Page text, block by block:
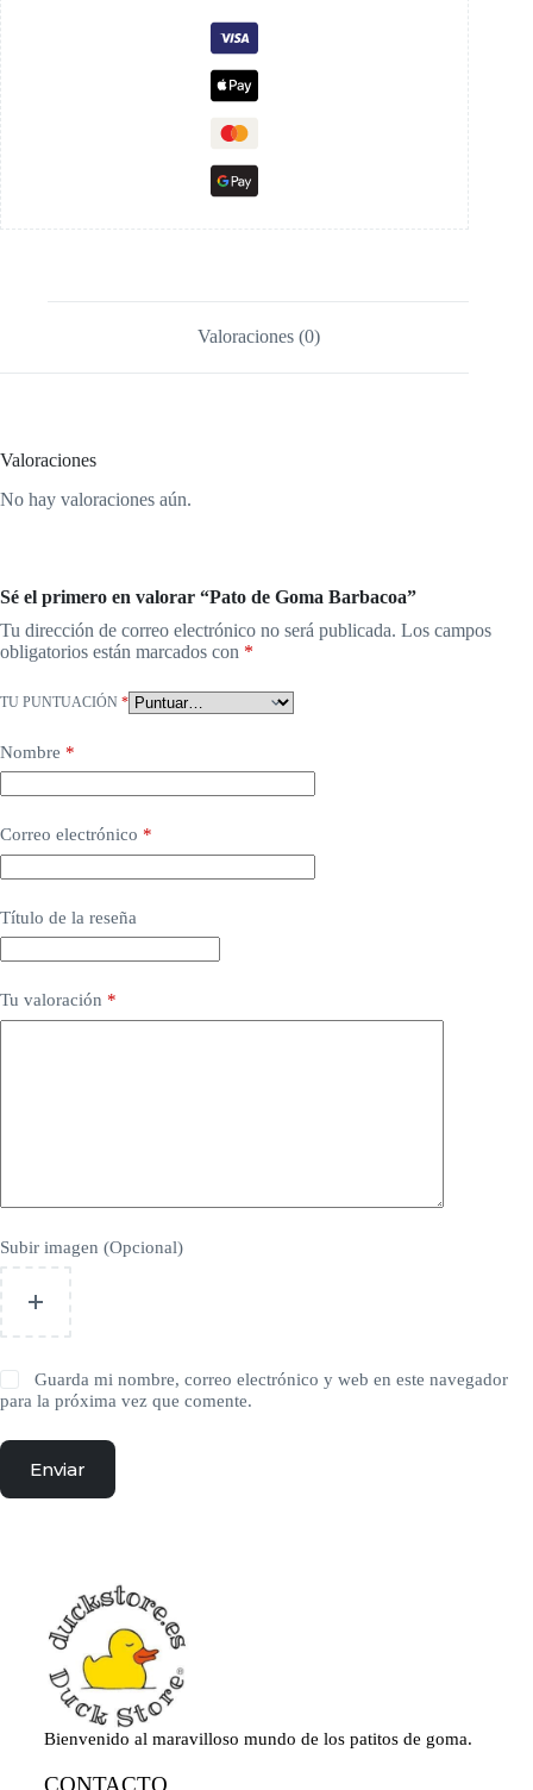
Valoraciones (0)
Valoraciones
No hay valoraciones aún.
Sé el primero en valorar “Pato de Goma Barbacoa”
Tu dirección de correo electrónico no será publicada. Los campos
obligatorios están marcados con *
TU PUNTUACIÓN *
Nombre *
Correo electrónico *
Título de la reseña
Tu valoración *
Subir imagen (Opcional)
Guarda mi nombre, correo electrónico y web en este navegador
para la próxima vez que comente.
Enviar
Bienvenido al maravilloso mundo de los patitos de goma.
CONTACTO